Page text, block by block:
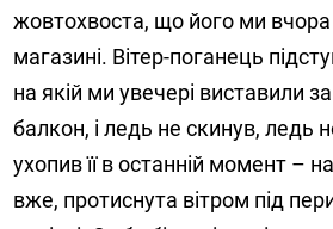
жовтохвоста, що його ми
магазині. Вітер-поганець
на якій ми увечері виставили
балкон, і ледь не скинув, ледь
ухопив її в останній момент –
вже, протиснута вітром під